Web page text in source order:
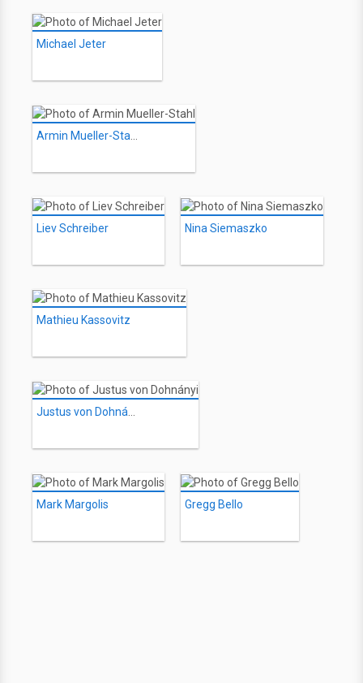
Michael Jeter
Armin Mueller-Stahl
Liev Schreiber Nina Siemaszko
Mathieu Kassovitz
Justus von Dohnányi
Mark Margolis Gregg Bello